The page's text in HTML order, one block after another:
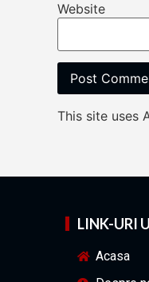
Website
This site uses
LINK-URI
Acasa